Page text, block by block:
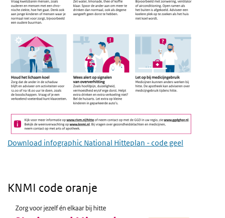
Download infographic National Hitteplan - code geel
KNMI code oranje